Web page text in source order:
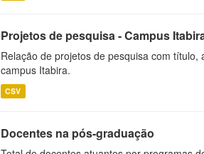
Projetos de pesquisa - Campus
Relação de projetos de pesquisa com
campus Itabira.
CSV
Docentes na pós-graduação